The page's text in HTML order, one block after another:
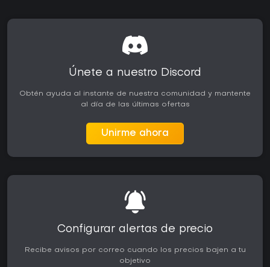
Únete a nuestro Discord
Obtén ayuda al instante de nuestra comunidad y mantente
al día de las últimas ofertas
Unirme ahora
Configurar alertas de precio
Recibe avisos por correo cuando los precios bajen a tu
objetivo